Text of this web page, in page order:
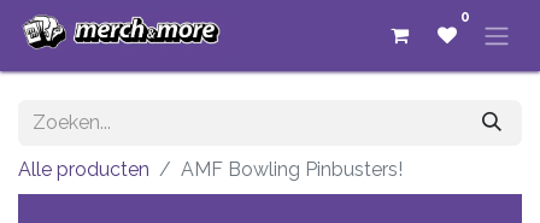
0
Alle producten AMF Bowling Pinbusters!